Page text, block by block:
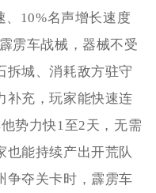
、10%名声增长速度
雳车战械，器械不受
拆城、消耗敌方驻守
补充，玩家能快速连
势力快1至2天，无需
也能持续产出开荒队
争夺关卡时，霹雳车